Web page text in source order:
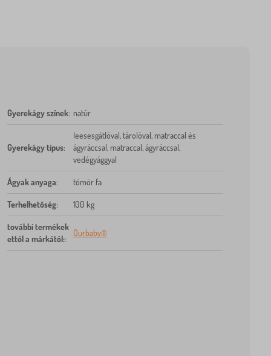
Gyerekágy színek: natúr
Gyerekágy típus:
leesesgátlóval, tárolóval, matraccal és
ágyráccsal, matraccal, ágyráccsal,
vedégyággyal
Ágyak anyaga: tömör fa
Terhelhetőség: 100 kg
további termékek
ettől a márkától::
Ourbaby®